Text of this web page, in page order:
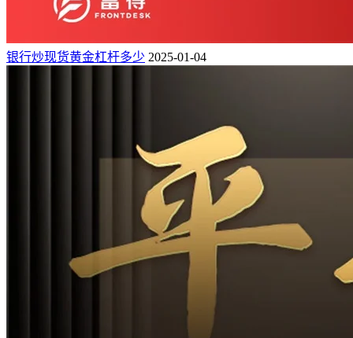
银行炒现货黄金杠杆多少 2025-01-04